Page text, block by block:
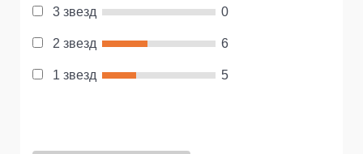
3 звезд 0
2 звезд 6
1 звезд 5